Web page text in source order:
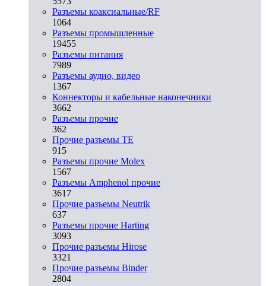
Разъeмы коаксиальные/RF
1064
Разъeмы промышленные
19455
Разъeмы питания
7989
Разъeмы аудио, видео
1367
Коннекторы и кабельные наконечники
3662
Разъeмы прочие
362
Прочие разъемы TE
915
Разъемы прочие Molex
1567
Разъемы Amphenol прочие
3617
Прочие разъемы Neutrik
637
Разъемы прочие Harting
3093
Прочие разъемы Hirose
3321
Прочие разъемы Binder
2804